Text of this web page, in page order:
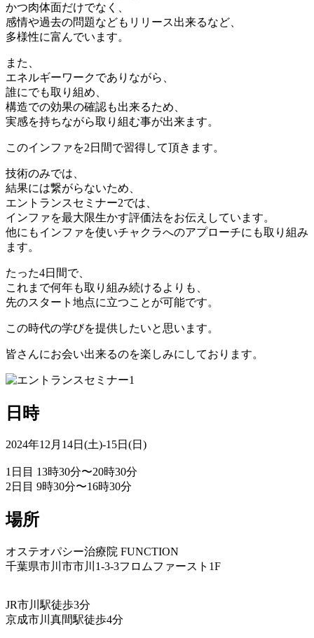
かつ肉体面だけでなく、
感情や過去の問題などもリリース出来るなど、
多様性に富んでいます。
また、
エネルギーワークでありながら、
誰にでも取り組め、
構造での効果の確認も出来るため、
実感を持ちながら取り組む事が出来ます。
このインファを2日間で習得して頂きます。
技術のみでは、
結果には繋がらないため、
エントランスセミナー2では、
インファを最大限生かす評価法をお伝えしています。
他にもインファを使いチャクラへのアプローチにも取り組み
ます。
たった4日間で、
これまで何年も取り組み続けるよりも、
先のスタート地点に立つことが可能です。
この時代の学びを提供したいと思います。
皆さんにお会い出来るのを楽しみにしております。
日時
2024年12月14日(土)-15日(日)
1日目 13時30分〜20時30分
2日目 9時30分〜16時30分
場所
オステオパシー治療院 FUNCTION
千葉県市川市市川1-3-3フロムファースト1F
JR市川駅徒歩3分
京成市川真間駅徒歩4分